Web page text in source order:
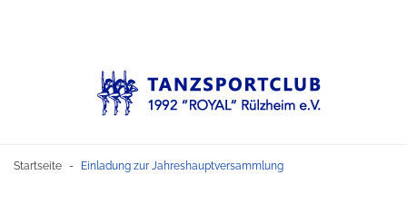
Startseite - Einladung zur Jahreshauptversammlung